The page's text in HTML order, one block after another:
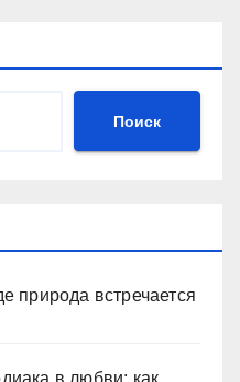
Поиск
природа встречается
в любви: как